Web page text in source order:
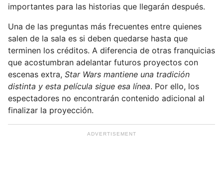
importantes para las historias que llegarán después.
Una de las preguntas más frecuentes entre quienes
salen de la sala es si deben quedarse hasta que
terminen los créditos. A diferencia de otras franquicias
que acostumbran adelantar futuros proyectos con
escenas extra, Star Wars mantiene una tradición
distinta y esta película sigue esa línea. Por ello, los
espectadores no encontrarán contenido adicional al
finalizar la proyección.